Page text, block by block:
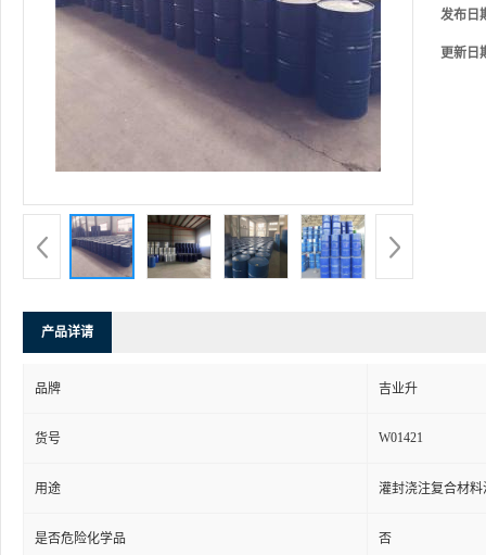
发布日
更新日
产品详请
品牌 吉业升
货号 W01421
用途 灌封浇注复合材
是否危险化学品 否